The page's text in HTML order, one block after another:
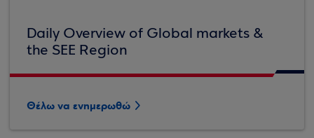
Daily Overview of Global markets &
the SEE Region
Θέλω να ενημερωθώ